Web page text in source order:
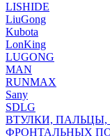
LISHIDE
LiuGong
Kubota
LonKing
LUGONG
MAN
RUNMAX
Sany
SDLG
ВТУЛКИ,
ФРОНТАЛЬНЫХ